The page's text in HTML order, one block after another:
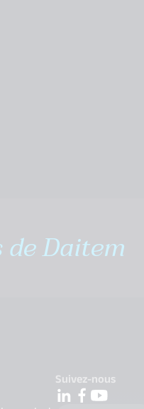
Daitem
Suivez-nous